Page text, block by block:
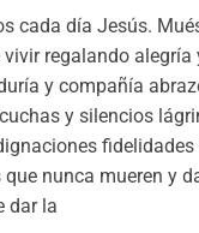
cada día Jesús.
vivir regalando alegría
y compañía
y silencios
fidelidades
nunca mueren y
dar la